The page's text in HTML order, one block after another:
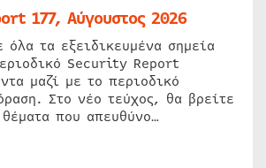
177, Αύγουστος 2026
όλα τα εξειδικευμένα σημεία
Security Report
μαζί με το περιοδικό
Στο νέο τεύχος, θα βρείτε
που απευθύνο…